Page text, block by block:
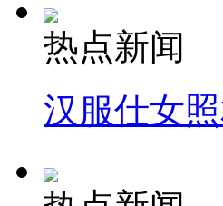
热点新闻
汉服仕女